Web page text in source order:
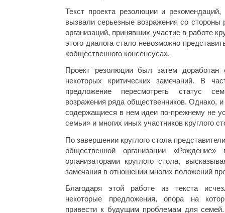
Текст проекта резолюции и
вызвали серьезные возражения со стороны
организаций, принявших участие в работе
этого диалога стало невозможно
«общественного консенсуса».
Проект резолюции был затем доработан
некоторых критических замечаний. В
предложение пересмотреть статус
возражения ряда общественников. Однако,
содержащиеся в нем идеи по-прежнему не
семьи» и многих иных участников круглого
По завершении круглого стола
общественной организации
организаторами круглого стола,
замечания в отношении многих положений
Благодаря этой работе из текста
некоторые предложения, опора на
привести к будущим проблемам для